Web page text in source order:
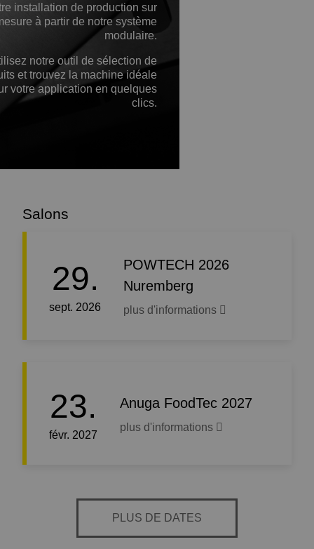
installation de production sur
à partir de notre système
modulaire.
notre outil de sélection de
et trouvez la machine idéale
votre application en quelques
clics.
Salons
29.
sept. 2026
POWTECH 2026
Nuremberg
plus d'informations
23.
févr. 2027
Anuga FoodTec 2027
plus d'informations
PLUS DE DATES